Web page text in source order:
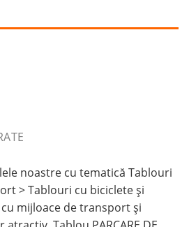
noastre cu tematică Tablouri
> Tablouri cu biciclete şi
mijloace de transport și